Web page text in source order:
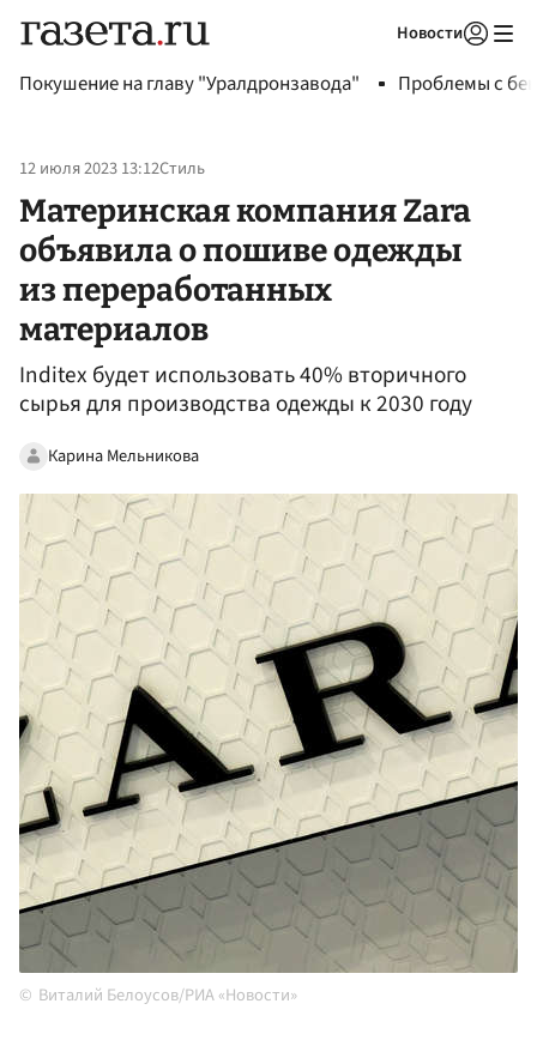
Новости
Покушение на главу "Уралдронзавода" Проблемы с
12 июля 2023 13:12Стиль
Материнская компания Zara
объявила о пошиве одежды
из переработанных
материалов
Inditex будет использовать 40% вторичного
сырья для производства одежды к 2030 году
Карина Мельникова
Виталий Белоусов/РИА «Новости»